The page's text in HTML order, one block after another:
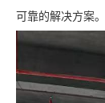
可靠的解决方案。